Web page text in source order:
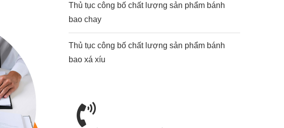
Thủ tục công bố chất lượng sản phẩm bánh
bao chay
Thủ tục công bố chất lượng sản phẩm bánh
bao xá xíu